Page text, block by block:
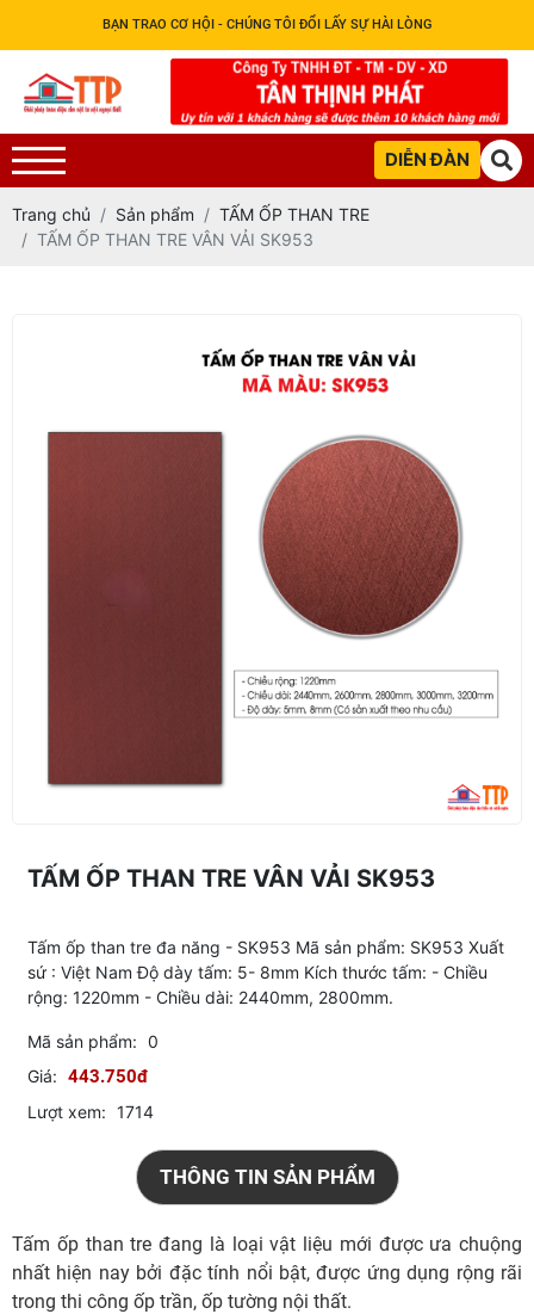
BẠN TRAO CƠ HỘI - CHÚNG TÔI ĐỔI LẤY SỰ HÀI LÒNG
DIỄN ĐÀN
Trang chủ Sản phẩm
TẤM ỐP THAN TRE
TẤM ỐP THAN TRE VÂN VẢI SK953
TẤM ỐP THAN TRE VÂN VẢI SK953
Tấm ốp than tre đa năng - SK953 Mã sản phẩm: SK953 Xuất
sứ : Việt Nam Độ dày tấm: 5- 8mm Kích thước tấm: - Chiều
rộng: 1220mm - Chiều dài: 2440mm, 2800mm.
Mã sản phẩm: 0
Giá: 443.750đ
Lượt xem: 1714
THÔNG TIN SẢN PHẨM
Tấm ốp than tre đang là loại vật liệu mới được ưa chuộng
nhất hiện nay bởi đặc tính nổi bật, được ứng dụng rộng rãi
trong thi công ốp trần, ốp tường nội thất.